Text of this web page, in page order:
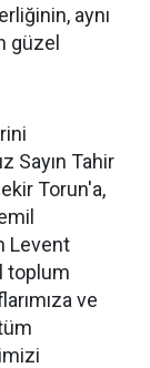
aynı
güzel
Sayın Tahir
Torun'a,
Levent
toplum
ve